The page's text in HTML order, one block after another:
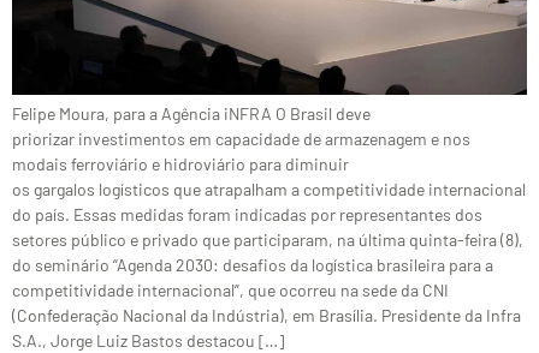
Felipe Moura, para a Agência iNFRA O Brasil deve
priorizar investimentos em capacidade de armazenagem e nos
modais ferroviário e hidroviário para diminuir
os gargalos logísticos que atrapalham a competitividade internacional
do país. Essas medidas foram indicadas por representantes dos
setores público e privado que participaram, na última quinta-feira (8),
do seminário “Agenda 2030: desafios da logística brasileira para a
competitividade internacional”, que ocorreu na sede da CNI
(Confederação Nacional da Indústria), em Brasília. Presidente da Infra
S.A., Jorge Luiz Bastos destacou […]